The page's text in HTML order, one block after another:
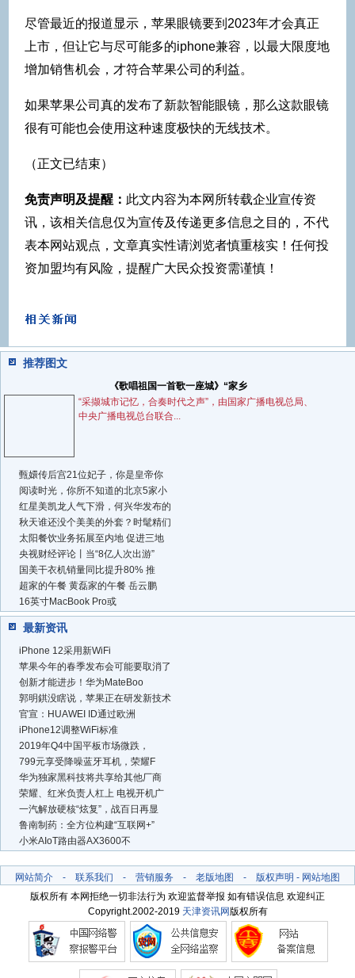
尽管最近的报道显示，苹果眼镜要到2023年才会真正
上市，但让它与尽可能多的iphone兼容，以最大限度地
增加销售机会，才符合苹果公司的利益。
如果苹果公司真的发布了新款智能眼镜，那么这款眼镜
很有可能也会使用这种速度极快的无线技术。
（正文已结束）
免责声明及提醒： 此文内容为本网所转载企业宣传资
讯，该相关信息仅为宣传及传递更多信息之目的，不代
表本网站观点，文章真实性请浏览者慎重核实！任何投
资加盟均有风险，提醒广大民众投资需谨慎！
推荐图文
《歌唱祖国一首歌一座城》“家乡
“采撷城市记忆，合奏时代之声”，由国家广播电视总局、
中央广播电视总台联合...
甄嬛传后宫21位妃子，你是皇帝你
阅读时光，你所不知道的北京5家小
红星美凯龙人气下滑，何兴华发布的
秋天谁还没个美美的外套？时髦精们
太阳餐饮业务拓展至内地 促进三地
央视财经评论丨当“8亿人次出游”
国美干衣机销量同比提升80% 推
超家的午餐 黄磊家的午餐 岳云鹏
16英寸MacBook Pro或
最新资讯
iPhone 12采用新WiFi
苹果今年的春季发布会可能要取消了
创新才能进步！华为MateBoo
郭明錤没瞎说，苹果正在研发新技术
官宣：HUAWEI ID通过欧洲
iPhone12调整WiFi标准
2019年Q4中国平板市场微跌，
799元享受降噪蓝牙耳机，荣耀F
华为独家黑科技将共享给其他厂商
荣耀、红米负责人杠上 电视开机广
一汽解放硬核“炫复”，战百日再显
鲁南制药：全方位构建“互联网+”
小米AIoT路由器AX3600不
网站简介 - 联系我们 - 营销服务 - 老版地图 - 版权声明 - 网站地图
版权所有 本网拒绝一切非法行为 欢迎监督举报 如有错误信息 欢迎纠正
Copyright.2002-2019 天津资讯网版权所有